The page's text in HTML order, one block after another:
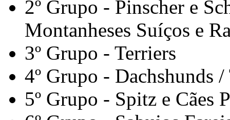
2º Grupo - Pinscher e
Montanheses Suíços e
3º Grupo - Terriers
4º Grupo - Dachshunds /
5º Grupo - Spitz e Cães